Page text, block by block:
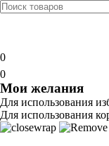
0
0
Мои желания
Для использования
Для использования